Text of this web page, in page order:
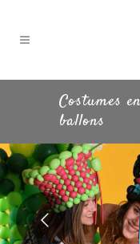
Costumes
ballons